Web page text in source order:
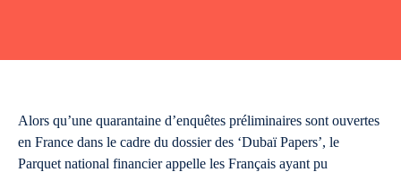
Alors qu’une quarantaine d’enquêtes préliminaires sont ouvertes
en France dans le cadre du dossier des ‘Dubaï Papers’, le
Parquet national financier appelle les Français ayant pu